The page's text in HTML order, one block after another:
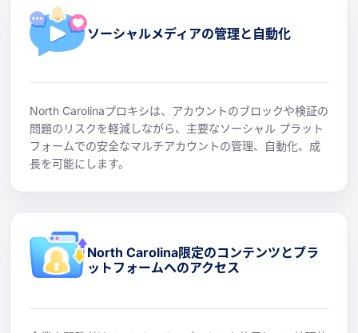
ソーシャルメディアの管理と自動化
North Carolinaプロキシは、アカウントのブロックや検証の
問題のリスクを軽減しながら、主要なソーシャル プラット
フォームでの安全なマルチアカウントの管理、自動化、成
長を可能にします。
North Carolina限定のコンテンツとプラ
ットフォームへのアクセス